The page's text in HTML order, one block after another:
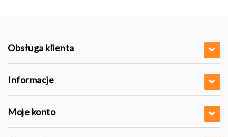
Obsługa klienta
Informacje
Moje konto